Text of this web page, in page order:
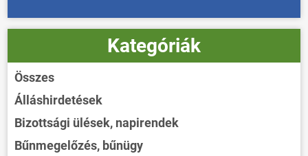
Kategóriák
Összes
Álláshirdetések
Bizottsági ülések, napirendek
Bűnmegelőzés, bűnügy